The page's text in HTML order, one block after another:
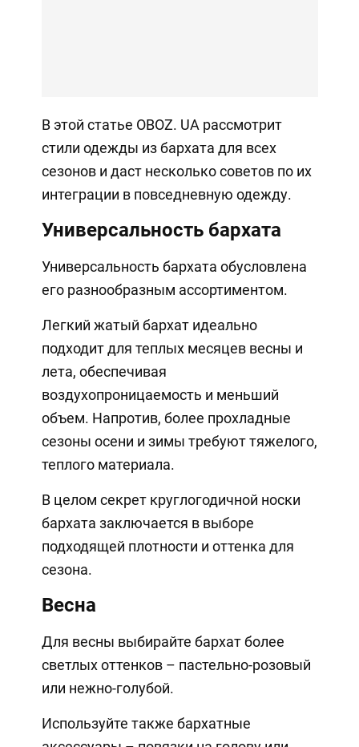
В этой статье OBOZ. UA рассмотрит
стили одежды из бархата для всех
сезонов и даст несколько советов по их
интеграции в повседневную одежду.
Универсальность бархата
Универсальность бархата обусловлена ​​
его разнообразным ассортиментом.
Легкий жатый бархат идеально
подходит для теплых месяцев весны и
лета, обеспечивая
воздухопроницаемость и меньший
объем. Напротив, более прохладные
сезоны осени и зимы требуют тяжелого,
теплого материала.
В целом секрет круглогодичной носки
бархата заключается в выборе
подходящей плотности и оттенка для
сезона.
Весна
Для весны выбирайте бархат более
светлых оттенков – пастельно-розовый
или нежно-голубой.
Используйте также бархатные